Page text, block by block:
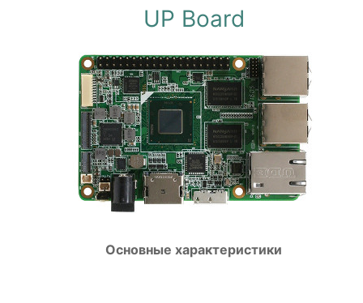
UP Board
Основные характеристики